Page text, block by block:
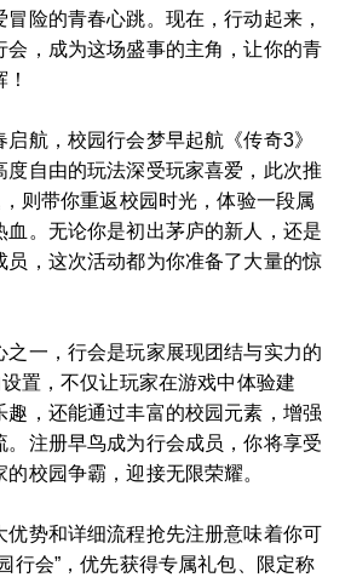
险的青春心跳。现在，行动起来，
会，成为这场盛事的主角，让你的青
航，校园行会梦早起航《传奇3》
度自由的玩法深受玩家喜爱，此次推
，则带你重返校园时光，体验一段属
血。无论你是初出茅庐的新人，还是
员，这次活动都为你准备了大量的惊
之一，行会是玩家展现团结与实力的
置，不仅让玩家在游戏中体验建
趣，还能通过丰富的校园元素，增强
。注册早鸟成为行会成员，你将享受
校园争霸，迎接无限荣耀。
优势和详细流程抢先注册意味着你可
行会”，优先获得专属礼包、限定称